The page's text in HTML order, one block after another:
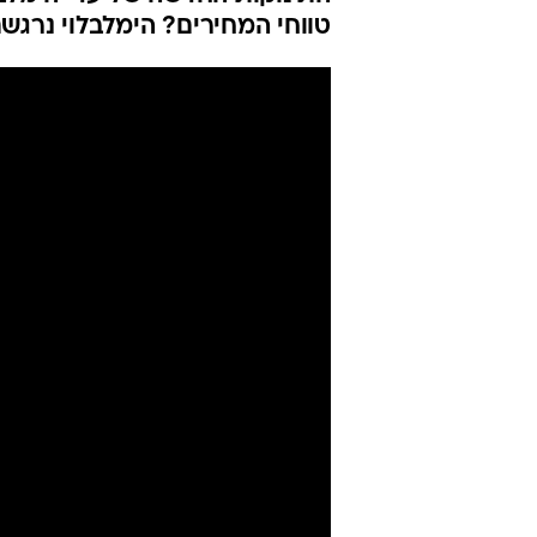
טווחי המחירים? הימלבלוי